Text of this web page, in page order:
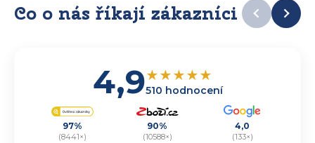
Co o nás říkají zákazníci
4,9★★★★★
510 hodnocení
97%
(8441×)
90%
(10588×)
4,0
(133×)